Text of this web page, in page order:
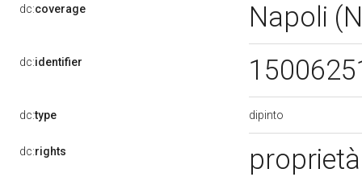
dc:coverage Napoli
dc:identifier
dc:type dipinto
dc:rights